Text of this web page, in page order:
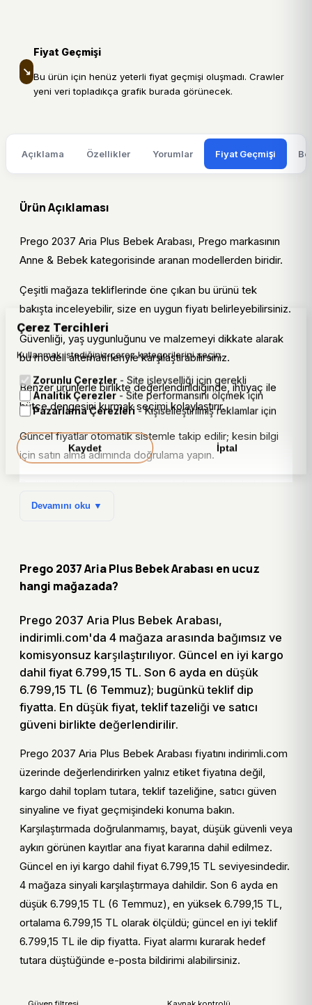
↘
Fiyat Geçmişi
Bu ürün için henüz yeterli fiyat geçmişi oluşmadı. Crawler
yeni veri topladıkça grafik burada görünecek.
Açıklama Özellikler Yorumlar Fiyat Geçmişi
Ürün Açıklaması
Prego 2037 Aria Plus Bebek Arabası, Prego markasının
Anne & Bebek kategorisinde aranan modellerden biridir.
Çeşitli mağaza tekliflerinde öne çıkan bu ürünü tek
bakışta inceleyebilir, size en uygun fiyatı belirleyebilirsiniz.
Güvenliği, yaş uygunluğunu ve malzemeyi dikkate alarak
bu modeli alternatifleriyle karşılaştırabilirsiniz.
Benzer ürünlerle birlikte değerlendirildiğinde, ihtiyaç ile
bütçe dengesini kurmak seçimi kolaylaştırır.
Güncel fiyatlar otomatik sistemle takip edilir; kesin bilgi
için satın alma adımında doğrulama yapın.
düzenli olarak izleyebilirsiniz. Fiyat alarmı kurduğunuzda
Karar notları
Prego 2037 Aria Plus Bebek Arabası için fiyatı kargo
dahil toplam tutarla karşılaştırın.
Fiyat geçmişi varsa bugünkü teklifin dip seviyeye
yakın olup olmadığını kontrol edin.
Mağaza bağlantısına geçmeden önce stok, teslimat
ve kampanya koşullarını doğrulayın.
Prego 2037 Aria Plus Bebek Arabası kısa
değerlendirme tablosu
Kri
ter
Prego 2037 Aria Plus Bebek Arabası için
kontrol noktası
Fiya
t
Prego 2037 Aria Plus Bebek Arabası için en
düşük teklif, kargo dahil toplam tutar ve son
güncelleme zamanı birlikte incelenir.
Ürü
n
kimli
ği
Prego 2037 Aria Plus Bebek Arabası model adı,
markası ve teknik özellikleriyle aynı ürün
eşleşmesi doğrulanır.
Devamını oku ▼
Prego 2037 Aria Plus Bebek Arabası en ucuz
hangi mağazada?
Prego 2037 Aria Plus Bebek Arabası,
indirimli.com'da 4 mağaza arasında bağımsız ve
komisyonsuz karşılaştırılıyor. Güncel en iyi kargo
dahil fiyat 6.799,15 TL. Son 6 ayda en düşük
6.799,15 TL (6 Temmuz); bugünkü teklif dip
fiyatta. En düşük fiyat, teklif tazeliği ve satıcı
güveni birlikte değerlendirilir.
Prego 2037 Aria Plus Bebek Arabası fiyatını indirimli.com
üzerinde değerlendirirken yalnız etiket fiyatına değil,
kargo dahil toplam tutara, teklif tazeliğine, satıcı güven
sinyaline ve fiyat geçmişindeki konuma bakın.
Karşılaştırmada doğrulanmamış, bayat, düşük güvenli veya
aykırı görünen kayıtlar ana fiyat kararına dahil edilmez.
Güncel en iyi kargo dahil fiyat 6.799,15 TL seviyesindedir.
4 mağaza sinyali karşılaştırmaya dahildir. Son 6 ayda en
düşük 6.799,15 TL (6 Temmuz), en yüksek 6.799,15 TL,
ortalama 6.799,15 TL olarak ölçüldü; güncel en iyi teklif
6.799,15 TL ile dip fiyatta. Fiyat alarmı kurarak hedef
tutara düştüğünde e-posta bildirimi alabilirsiniz.
Çerez Tercihleri
Kullanmak istediğiniz çerez kategorilerini seçin.
Zorunlu Çerezler - Site işlevselliği için gerekli
Analitik Çerezler - Site performansını ölçmek için
Pazarlama Çerezleri- Kişiselleştirilmiş reklamlar için
Kaydet İptal